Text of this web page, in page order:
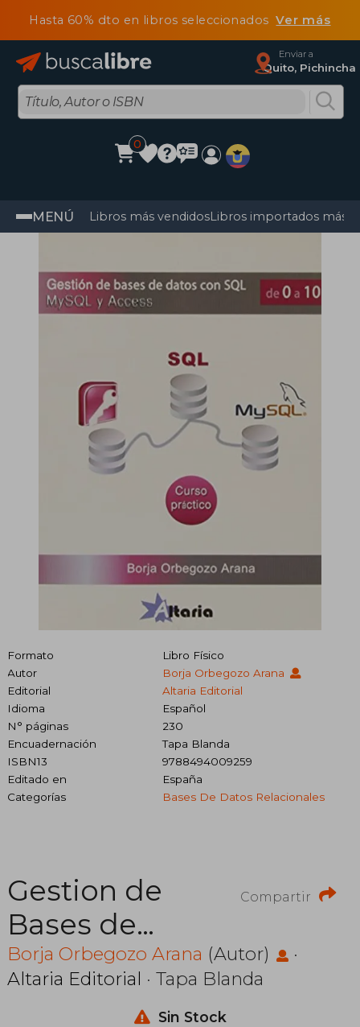
Hasta 60% dto en libros seleccionadosVer más
Enviar a
Quito, Pichincha
0
MENÚ Libros más vendidosLibros importados más
Formato
Libro Físico
Autor
Borja Orbegozo Arana
Editorial
Altaria Editorial
Idioma
Español
N° páginas
230
Encuadernación
Tapa Blanda
ISBN13
9788494009259
Editado en
España
Categorías
Bases De Datos Relacionales
Compartir
Gestion de
Bases de
Datos con sql
Mywql y
Borja Orbegozo Arana (Autor)
·
Altaria Editorial · Tapa Blanda
Sin Stock